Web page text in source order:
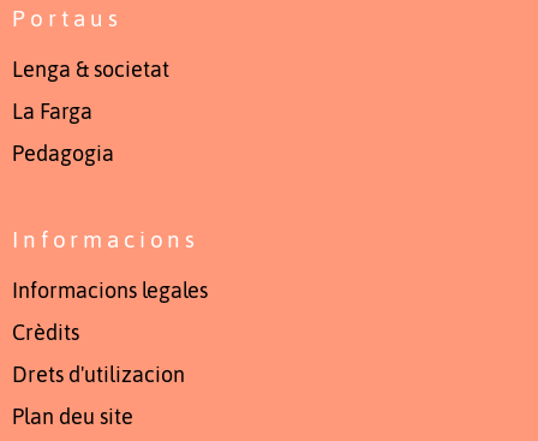
Portaus
Lenga & societat
La Farga
Pedagogia
Informacions
Informacions legales
Crèdits
Drets d'utilizacion
Plan deu site